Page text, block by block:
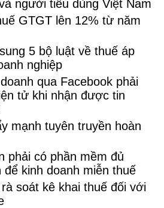
người tiêu dùng Việt Nam
GTGT lên 12% từ năm
5 bộ luật về thuế áp
nghiệp
qua Facebook phải
tử khi nhận được tin
mạnh tuyên truyền hoàn
phải có phần mềm đủ
để kinh doanh miễn thuế
soát kê khai thuế đối với